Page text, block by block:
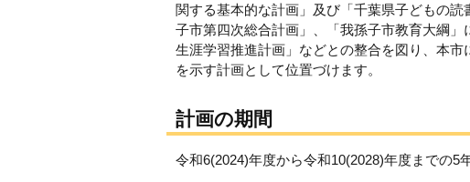
関する基本的な計画」及び「千葉県子どもの
子市第四次総合計画」、「我孫子市教育大綱
生涯学習推進計画」などとの整合を図り、本
を示す計画として位置づけます。
計画の期間
令和6(2024)年度から令和10(2028)年度までの5